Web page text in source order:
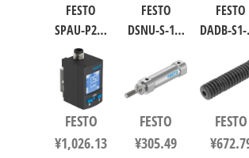
FESTO
SPAU-P2R-
W-G18FD-L-
PNLK-
PNVBA-M8U
数字压力
传感器 符
合EN 60947-
FESTO
¥1,026.13
FESTO
DSNU-S-16-
气缸 行程
40mm 缸径
ISO 6432 /
CETOP RP 52
FESTO
¥305.49
FESTO
DADB-S1-
缸波纹
保护套 行
符合ISO
6432 /
FESTO
¥